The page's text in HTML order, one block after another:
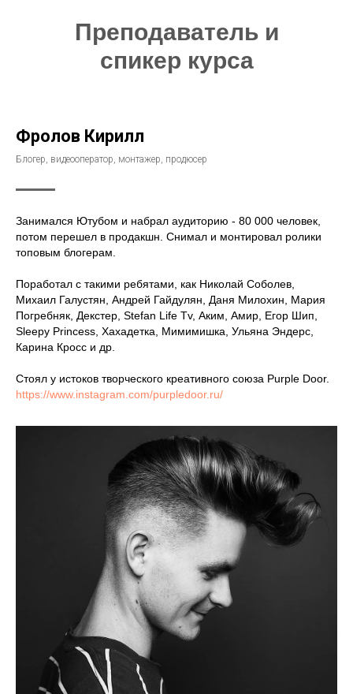
Преподаватель и
спикер курса
Фролов Кирилл
Блогер, видеооператор, монтажер, продюсер
Занимался Ютубом и набрал аудиторию - 80 000 человек,
потом перешел в продакшн. Снимал и монтировал ролики
топовым блогерам.
Поработал с такими ребятами, как Николай Соболев,
Михаил Галустян, Андрей Гайдулян, Даня Милохин, Мария
Погребняк, Декстер, Stefan Life Tv, Аким, Амир, Егор Шип,
Sleepy Princess, Хахадетка, Мимимишка, Ульяна Эндерс,
Карина Кросс и др.
Стоял у истоков творческого креативного союза Purple Door.
https://www.instagram.com/purpledoor.ru/